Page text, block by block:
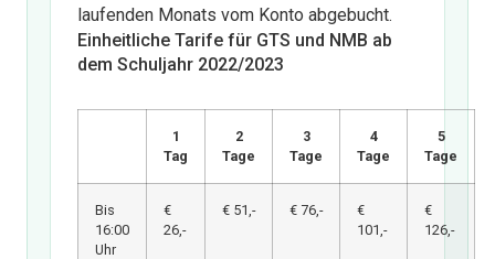
laufenden Monats vom Konto abgebucht.
Einheitliche Tarife für GTS und NMB ab
dem Schuljahr 2022/2023
1
Tag
2
Tage
3
Tage
4
Tage
5
Tage
Bis
16:00
Uhr
€
26,-
€ 51,- € 76,-
€
101,-
€
126,-